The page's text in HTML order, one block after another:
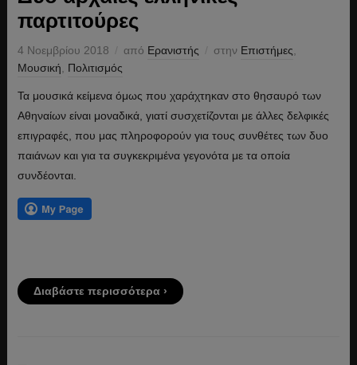
παρτιτούρες
4 Νοεμβρίου 2018 από Ερανιστής στην Επιστήμες
Μουσική
Πολιτισμός
Τα μουσικά κείμενα όμως που χαράχτηκαν στο θησαυρό των
Αθηναίων είναι μοναδικά, γιατί συσχετίζονται με άλλες δελφικές
επιγραφές, που μας πληροφορούν για τους συνθέτες των δυο
παιάνων και για τα συγκεκριμένα γεγονότα με τα οποία
συνδέονται.
Διαβάστε περισσότερα ›